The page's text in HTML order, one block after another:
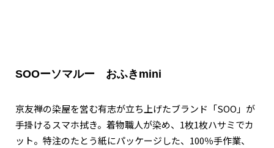
SOOーソマルー おふきmini
京友禅の染屋を営む有志が立ち上げたブランド「SOO」が
手掛けるスマホ拭き。着物職人が染め、1枚1枚ハサミでカ
ット。特注のたとう紙にパッケージした、100％手作業、